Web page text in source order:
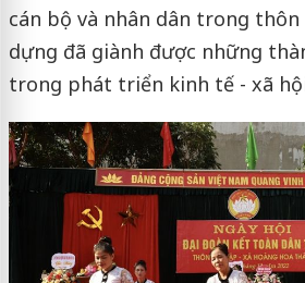
cán bộ và nhân dân trong
dựng đã giành được những
trong phát triển kinh tế - xã